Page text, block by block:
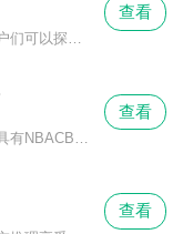
百度贴吧官方下载安装是一款用户们可以探讨兄弟类型小说和惊恐类型打江山类型醉酒类型主宰类型朝代类型生胜者为王类型人生类型古语类型进化类型作恶累心解说类型神仙眷侣类型等这些类型网文的软件。
查看
百度贴吧下载安装最新版是一款具有NBACBA这些话题贴吧让用户们篮球话题交友认识的手机端软件，在软件上，各种体育项目基本上都有贴吧在讨论，用户们在这些体育贴吧上可以宣扬体育精神，传播体育运动。
查看
查看